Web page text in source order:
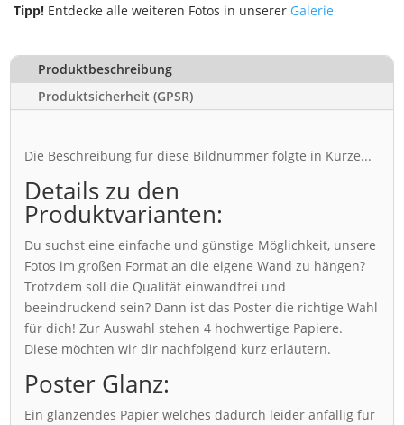
Tipp! Entdecke alle weiteren Fotos in unserer Galerie
Produktbeschreibung
Produktsicherheit (GPSR)
Die Beschreibung für diese Bildnummer folgte in Kürze...
Details zu den
Produktvarianten:
Du suchst eine einfache und günstige Möglichkeit, unsere
Fotos im großen Format an die eigene Wand zu hängen?
Trotzdem soll die Qualität einwandfrei und
beeindruckend sein? Dann ist das Poster die richtige Wahl
für dich! Zur Auswahl stehen 4 hochwertige Papiere.
Diese möchten wir dir nachfolgend kurz erläutern.
Poster Glanz:
Ein glänzendes Papier welches dadurch leider anfällig für